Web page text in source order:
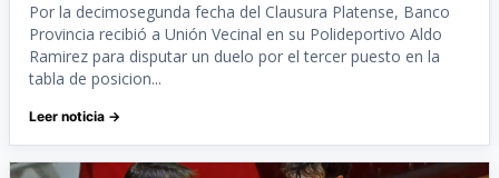
Por la decimosegunda fecha del Clausura Platense, Banco
Provincia recibió a Unión Vecinal en su Polideportivo Aldo
Ramirez para disputar un duelo por el tercer puesto en la
tabla de posicion...
Leer noticia →